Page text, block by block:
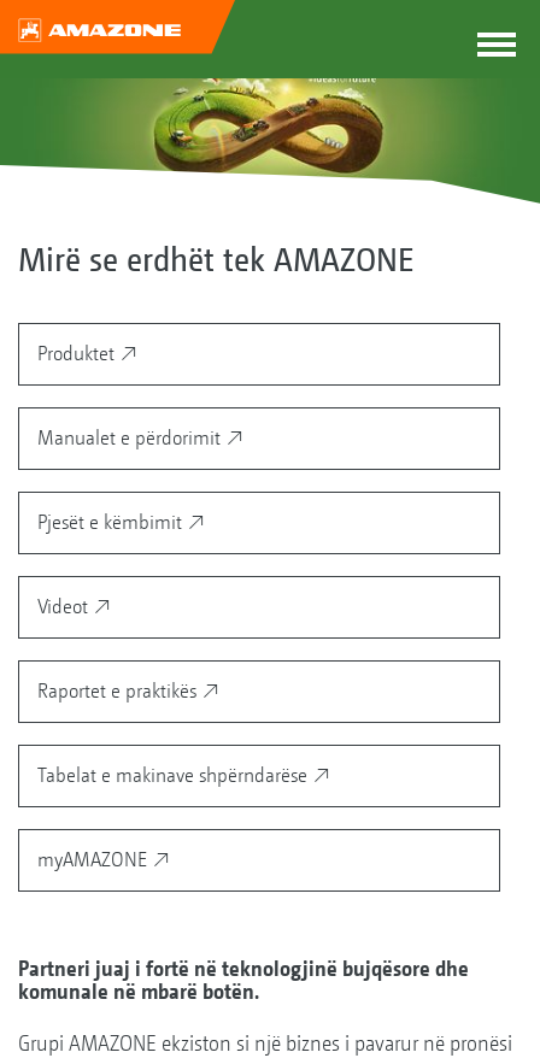
Mirë se erdhët tek AMAZONE
Produktet
Manualet e përdorimit
Pjesët e këmbimit
Videot
Raportet e praktikës
Tabelat e makinave shpërndarëse
myAMAZONE
Partneri juaj i fortë në teknologjinë bujqësore dhe
komunale në mbarë botën.
Grupi AMAZONE ekziston si një biznes i pavarur në pronësi